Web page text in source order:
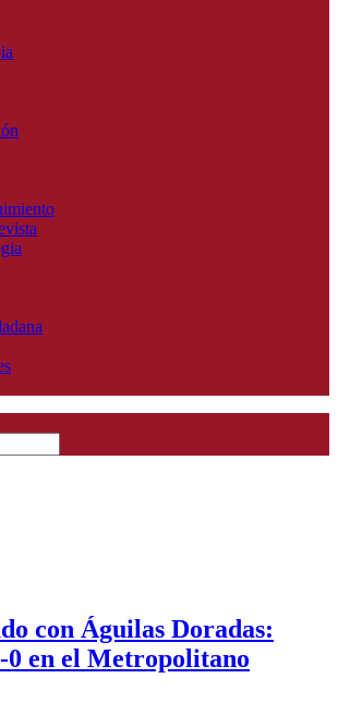
con Águilas Doradas:
0 en el Metropolitano